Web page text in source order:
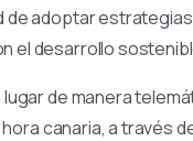
de adoptar
el desarrollo
de manera
canaria, a través